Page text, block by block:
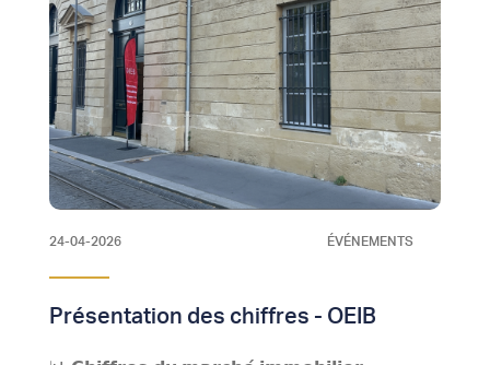
24-04-2026 ÉVÉNEMENTS
Présentation des chiffres - OEIB